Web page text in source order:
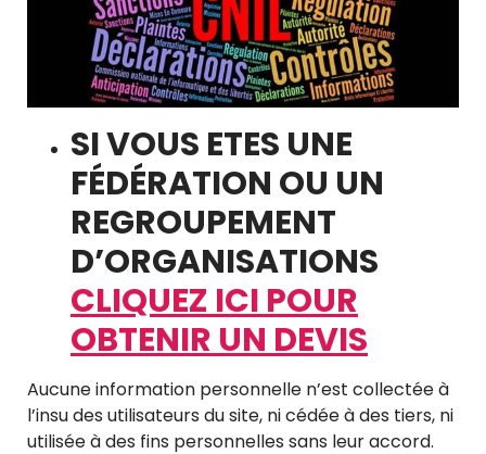
SI VOUS ETES UNE
FÉDÉRATION OU UN
REGROUPEMENT
D’ORGANISATIONS
CLIQUEZ ICI POUR
OBTENIR UN DEVIS
Aucune information personnelle n’est collectée à
l’insu des utilisateurs du site, ni cédée à des tiers, ni
utilisée à des fins personnelles sans leur accord.